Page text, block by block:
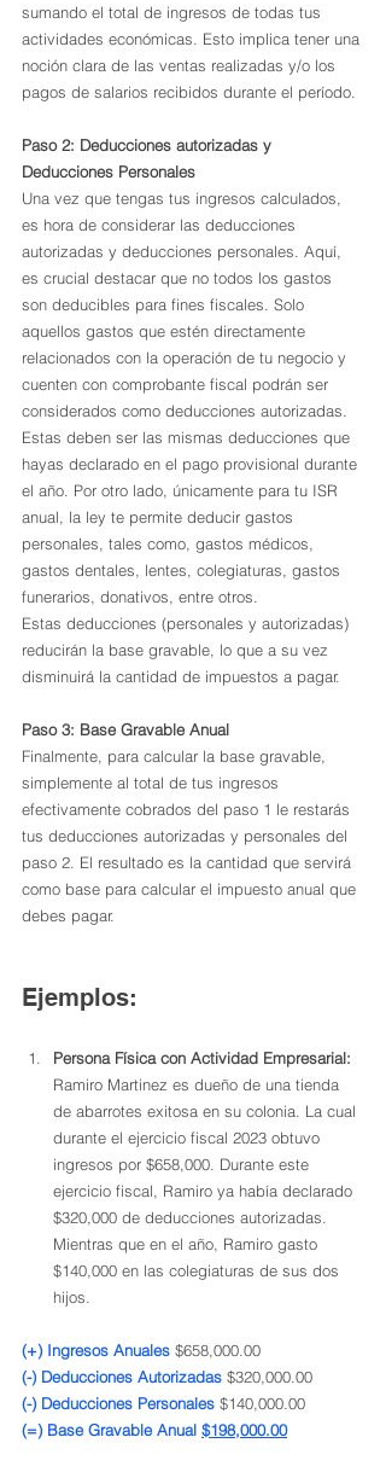
sumando el total de ingresos de todas tus
actividades económicas. Esto implica tener una
noción clara de las ventas realizadas y/o los
pagos de salarios recibidos durante el período.
Paso 2: Deducciones autorizadas y
Deducciones Personales
Una vez que tengas tus ingresos calculados,
es hora de considerar las deducciones
autorizadas y deducciones personales. Aquí,
es crucial destacar que no todos los gastos
son deducibles para fines fiscales. Solo
aquellos gastos que estén directamente
relacionados con la operación de tu negocio y
cuenten con comprobante fiscal podrán ser
considerados como deducciones autorizadas.
Estas deben ser las mismas deducciones que
hayas declarado en el pago provisional durante
el año. Por otro lado, únicamente para tu ISR
anual, la ley te permite deducir gastos
personales, tales como, gastos médicos,
gastos dentales, lentes, colegiaturas, gastos
funerarios, donativos, entre otros.
Estas deducciones (personales y autorizadas)
reducirán la base gravable, lo que a su vez
disminuirá la cantidad de impuestos a pagar.
Paso 3: Base Gravable Anual
Finalmente, para calcular la base gravable,
simplemente al total de tus ingresos
efectivamente cobrados del paso 1 le restarás
tus deducciones autorizadas y personales del
paso 2. El resultado es la cantidad que servirá
como base para calcular el impuesto anual que
debes pagar.
Ejemplos:
Persona Física con Actividad Empresarial:
Ramiro Martinez es dueño de una tienda
de abarrotes exitosa en su colonia. La cual
durante el ejercicio fiscal 2023 obtuvo
ingresos por $658,000. Durante este
ejercicio fiscal, Ramiro ya había declarado
$320,000 de deducciones autorizadas.
Mientras que en el año, Ramiro gasto
$140,000 en las colegiaturas de sus dos
hijos.
(+) Ingresos Anuales $658,000.00
(-) Deducciones Autorizadas $320,000.00
(-) Deducciones Personales $140,000.00
(=) Base Gravable Anual $198,000.00